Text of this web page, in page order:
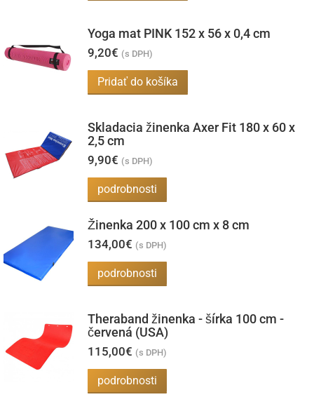
Yoga mat PINK 152 x 56 x 0,4 cm
9,20€ (s DPH)
Pridať do košíka
Skladacia žinenka Axer Fit 180 x 60 x
2,5 cm
9,90€ (s DPH)
podrobnosti
Žinenka 200 x 100 cm x 8 cm
134,00€ (s DPH)
podrobnosti
produkt
viacero
Možnosti
si
Theraband žinenka - šírka 100 cm -
červená (USA)
115,00€ (s DPH)
podrobnosti